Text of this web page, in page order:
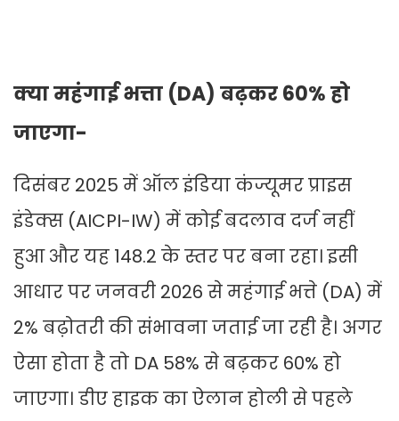
क्या महंगाई भत्ता (DA) बढ़कर 60% हो
जाएगा-
दिसंबर 2025 में ऑल इंडिया कंज्यूमर प्राइस
इंडेक्स (AICPI-IW) में कोई बदलाव दर्ज नहीं
हुआ और यह 148.2 के स्तर पर बना रहा। इसी
आधार पर जनवरी 2026 से महंगाई भत्ते (DA) में
2% बढ़ोतरी की संभावना जताई जा रही है। अगर
ऐसा होता है तो DA 58% से बढ़कर 60% हो
जाएगा। डीए हाइक का ऐलान होली से पहले